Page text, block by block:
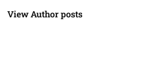
View Author posts